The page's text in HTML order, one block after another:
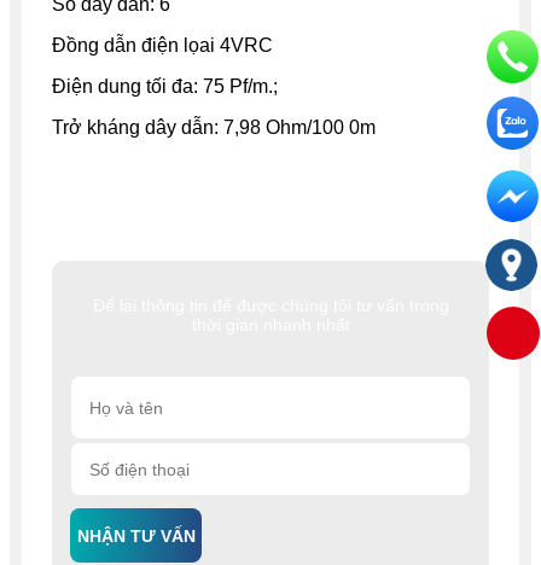
NHẬN TƯ VẤN
Số dây dẫn: 6
Đồng dẫn điện lọai 4VRC
Điện dung tối đa: 75 Pf/m.;
Trở kháng dây dẫn: 7,98 Ohm/100 0m